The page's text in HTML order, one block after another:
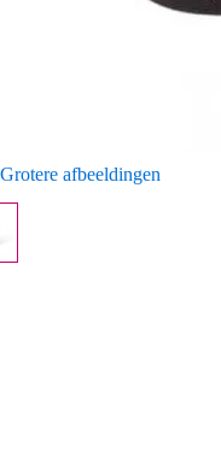
Grotere afbeeldingen